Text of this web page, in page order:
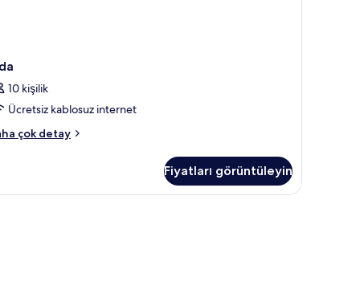
10 kişilik
Ücretsiz kablosuz internet
çok detay
Fiyatları görüntüleyin